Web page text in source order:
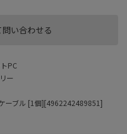
い合わせる
PC
ー
ーブル [1個][4962242489851]